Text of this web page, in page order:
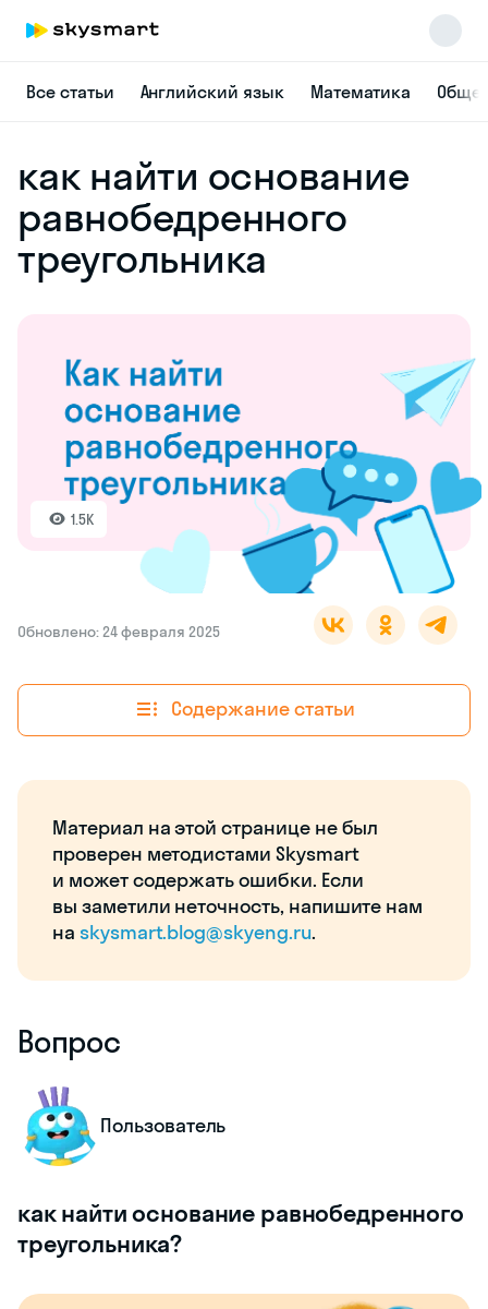
Все статьи Английский язык Математика
как найти основание
равнобедренного
треугольника
1.5K
Обновлено: 24 февраля 2025
Содержание статьи
Материал на этой странице не был
проверен методистами Skysmart
и может содержать ошибки. Если
вы заметили неточность, напишите нам
на skysmart.blog@skyeng.ru.
Вопрос
Пользователь
как найти основание равнобедренного
треугольника?